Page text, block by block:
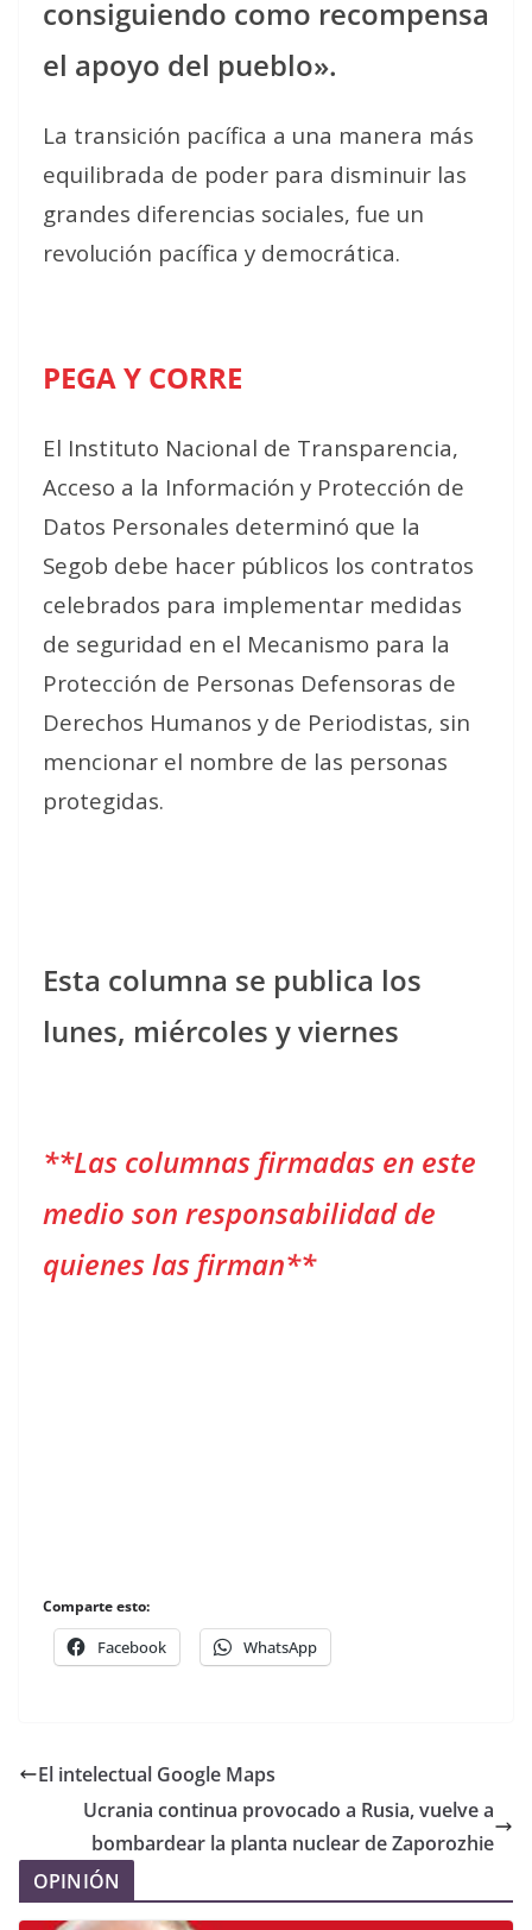
consiguiendo como recompensa
el apoyo del pueblo».
La transición pacífica a una manera más
equilibrada de poder para disminuir las
grandes diferencias sociales, fue un
revolución pacífica y democrática.
PEGA Y CORRE
El Instituto Nacional de Transparencia,
Acceso a la Información y Protección de
Datos Personales determinó que la
Segob debe hacer públicos los contratos
celebrados para implementar medidas
de seguridad en el Mecanismo para la
Protección de Personas Defensoras de
Derechos Humanos y de Periodistas, sin
mencionar el nombre de las personas
protegidas.
Esta columna se publica los
lunes, miércoles y viernes
**Las columnas firmadas en este
medio son responsabilidad de
quienes las firman**
Comparte esto:
Facebook WhatsApp
El intelectual Google Maps
Ucrania continua provocado a Rusia, vuelve a
bombardear la planta nuclear de Zaporozhie
OPINIÓN